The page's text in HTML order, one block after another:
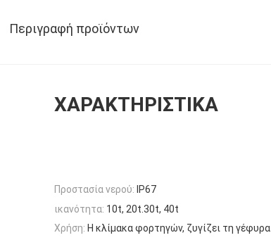
Περιγραφή προϊόντων
ΧΑΡΑΚΤΗΡΙΣΤΙΚΆ
Προστασία νερού: IP67
ικανότητα: 10t, 20t.30t, 40t
Χρήση: Η κλίμακα φορτηγών, ζυγίζει τη γέφυρα